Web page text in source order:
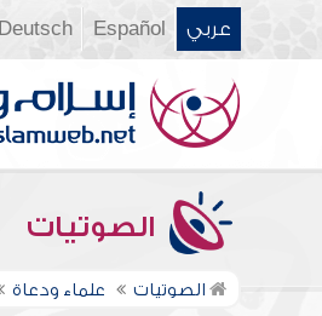
عربي Español
Deutsch
الصوتيات
الصوتيات علماء ودعاة